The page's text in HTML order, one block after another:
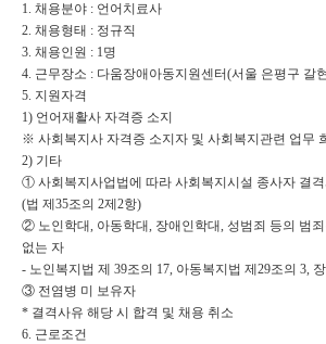
1. 채용분야 : 언어치료사
2. 채용형태 : 정규직
3. 채용인원 : 1명
4. 근무장소 : 다움장애아동지원센터(서울 은평구 갈
5. 지원자격
1) 언어재활사 자격증 소지
※ 사회복지사 자격증 소지자 및 사회복지관련 업무
2) 기타
① 사회복지사업법에 따라 사회복지시설 종사자 결
(법 제 35조의 2제 2항)
② 노인학대, 아동학대, 장애인학대, 성범죄 등의 범
없는 자
- 노인복지법 제 39조의 17, 아동복지법 제 29조의 3,
③ 전염병 미 보유자
* 결격사유 해당 시 합격 및 채용 취소
6. 근로조건